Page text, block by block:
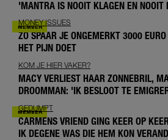
'MANTRA IS NOOIT KLAGEN EN NOOIT
MONEY ISSUES
ZO SPAAR JE ONGEMERKT 3000
HET PIJN DOET
KOM JE HIER VAKER?
MACY VERLIEST HAAR ZONNEBRIL,
DROOMMAN: 'IK BESLOOT TE
GEDUMPT
CARMENS VRIEND GING KEER OP
IK DEGENE WAS DIE HEM KON